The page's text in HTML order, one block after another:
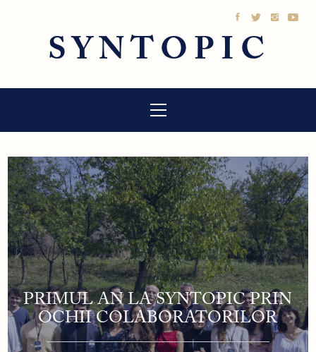
SYNTOPIC
principal
PRIMUL AN LA SYNTOPIC PRIN
OCHII COLABORATORILOR